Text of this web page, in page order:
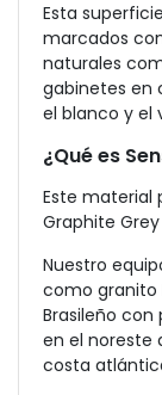
Esta
marcados
naturales
gabinetes en
el blanco y el
¿Qué es
Este material
Graphite
Nuestro
como granito
Brasileño
en el noreste
costa